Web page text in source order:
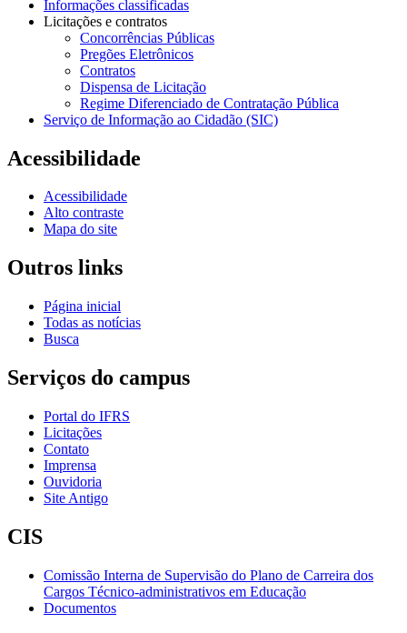
Informações classificadas
Licitações e contratos
Concorrências Públicas
Pregões Eletrônicos
Contratos
Dispensa de Licitação
Regime Diferenciado de Contratação Pública
Serviço de Informação ao Cidadão (SIC)
Acessibilidade
Acessibilidade
Alto contraste
Mapa do site
Outros links
Página inicial
Todas as notícias
Busca
Serviços do campus
Portal do IFRS
Licitações
Contato
Imprensa
Ouvidoria
Site Antigo
CIS
Comissão Interna de Supervisão do Plano de Carreira dos
Cargos Técnico-administrativos em Educação
Documentos